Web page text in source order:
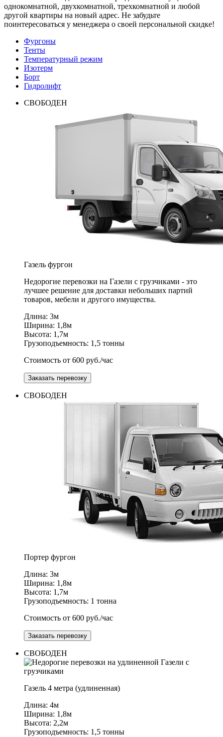
однокомнатной, двухкомнатной, трехкомнатной и любой
другой квартиры на новый адрес. Не забудьте
поинтересоваться у менеджера о своей персональной скидке!
Фургоны
Тенты
Температурный режим
Изотерм
Борт
Гидролифт
СВОБОДЕН
Газель фургон
Недорогие перевозки на Газели с грузчиками - это
лучшее решение для доставки небольших партий
товаров, мебели и другого имущества.
Длина: 3м
Ширина: 1,8м
Высота: 1,7м
Грузоподъемность: 1,5 тонны
Стоимость от 600 руб./час
Заказать перевозку
СВОБОДЕН
Портер фургон
Длина: 3м
Ширина: 1,8м
Высота: 1,7м
Грузоподъемность: 1 тонна
Стоимость от 600 руб./час
Заказать перевозку
СВОБОДЕН
Газель 4 метра (удлиненная)
Длина: 4м
Ширина: 1,8м
Высота: 2,2м
Грузоподъемность: 1,5 тонны